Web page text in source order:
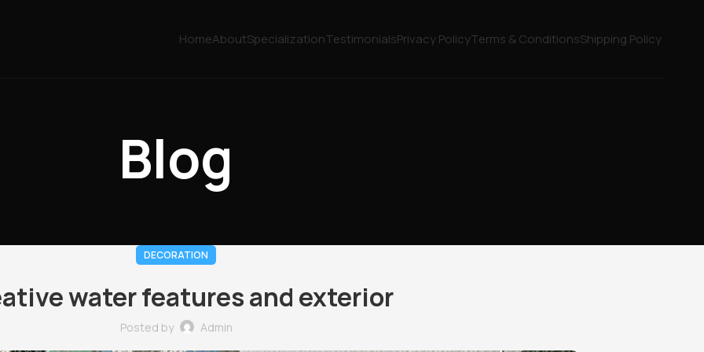
HomeAboutSpecializationTestimonialsPrivacy PolicyTerms & ConditionsShipping Policy
Blog
DECORATION
water features and exterior
Posted by Admin